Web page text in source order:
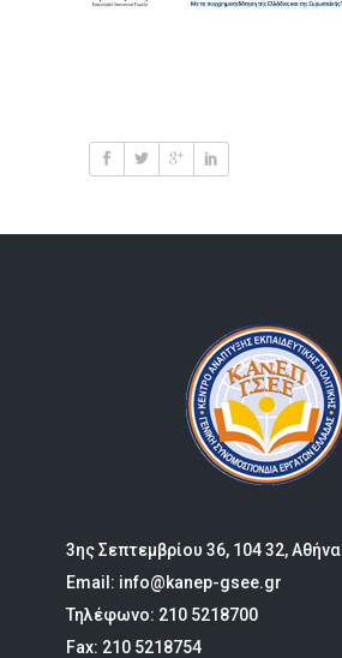
3ης Σεπτεμβρίου 36, 104 32, Αθήνα
Email: info@kanep-gsee.gr
Τηλέφωνο: 210 5218700
Fax: 210 5218754